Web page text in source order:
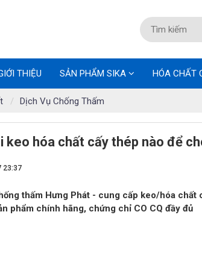
THIỆU SẢN PHẨM SIKA HÓA CHẤT
Dịch Vụ Chống Thấm
keo hóa chất cấy thép nào để
23:37
thấm Hưng Phát - cung cấp keo/hóa chất
phẩm chính hãng, chứng chỉ CO CQ đầy đủ